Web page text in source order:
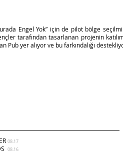
Engel Yok” için de pilot bölge
tarafından tasarlanan projenin
Pub yer alıyor ve bu farkındalığı
08.17
08.16